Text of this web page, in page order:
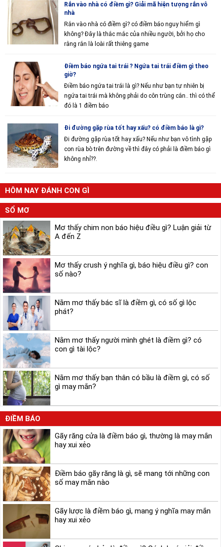
Rắn vào nhà có điềm gì? Giải mã hiện tượng rắn vô
nhà
Rắn vào nhà có điềm gì? có điềm báo nguy hiểm gì
không? Đây là thắc mắc của nhiều người, bởi họ cho
rằng rắn là loài rất thiêng game
Điềm báo ngứa tai trái ? Ngứa tai trái điềm gì theo
giờ?
Điềm báo ngứa tai trái là gì? Nếu như bạn tự nhiên bị
ngứa tai trái mà không phải do côn trùng cắn.. thì có thể
đó là 1 điềm báo
Đi đường gặp rùa tốt hay xấu? có điềm báo là gì?
Đi đường gặp rùa tốt hay xấu? Nếu như bạn vô tình gặp
con rùa bò trên đường về thì đây có phải là điềm báo gì
không nhỉ??.
HÔM NAY ĐÁNH CON GÌ
SỔ MƠ
Mơ thấy chim non báo hiệu điều gì? Luận giải từ
A đến Z
Mơ thấy crush ý nghĩa gì, báo hiệu điều gì? con
số nào?
Nằm mơ thấy bác sĩ là điềm gì, có số gì lộc
phát?
Nằm mơ thấy người mình ghét là điềm gì? có
con gì tài lộc?
Nằm mơ thấy bạn thân có bầu là điềm gì, có số
gì may mắn?
ĐIỀM BÁO
Gãy răng cửa là điềm báo gì, thường là may mắn
hay xui xẻo
Điềm báo gãy răng là gì, sẽ mang tới những con
số may mắn nào
Gãy lược là điềm báo gì, mang ý nghĩa may mắn
hay xui xẻo